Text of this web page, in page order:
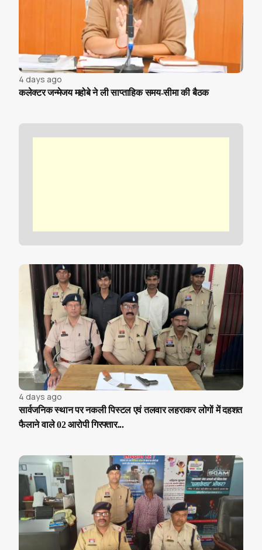
4 days ago
कलेक्टर जन्मेजय महोबे ने ली साप्ताहिक समय-सीमा की बैठक
4 days ago
सार्वजनिक स्थान पर नकली पिस्टल एवं तलवार लहराकर लोगों में दहशत
फैलाने वाले 02 आरोपी गिरफ्तार...